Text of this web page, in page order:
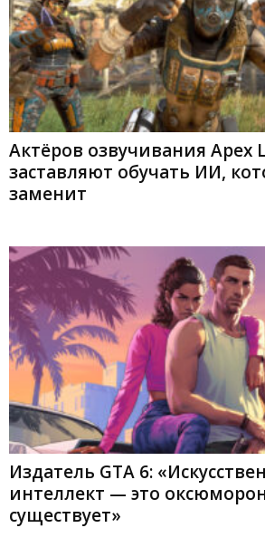
Актёров озвучивания Apex
заставляют обучать ИИ,
заменит
Издатель GTA 6:
интеллект — это
существует»